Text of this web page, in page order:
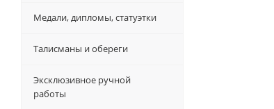
Медали, дипломы, статуэтки
Талисманы и обереги
Эксклюзивное ручной
работы